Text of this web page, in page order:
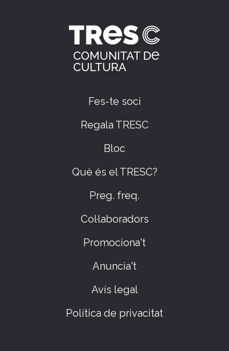
Fes-te soci
Regala TRESC
Bloc
Què és el TRESC?
Preg. freq.
Col·laboradors
Promociona't
Anuncia't
Avís legal
Política de privacitat